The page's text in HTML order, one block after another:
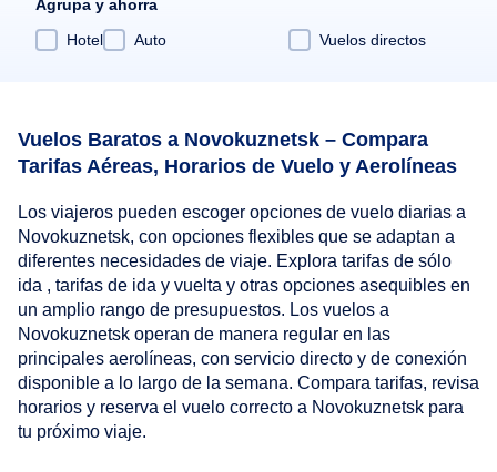
Agrupa y ahorra
Hotel
Auto Vuelos directos
Vuelos Baratos a Novokuznetsk – Compara
Tarifas Aéreas, Horarios de Vuelo y Aerolíneas
Los viajeros pueden escoger opciones de vuelo diarias a
Novokuznetsk, con opciones flexibles que se adaptan a
diferentes necesidades de viaje. Explora tarifas de sólo
ida , tarifas de ida y vuelta y otras opciones asequibles en
un amplio rango de presupuestos. Los vuelos a
Novokuznetsk operan de manera regular en las
principales aerolíneas, con servicio directo y de conexión
disponible a lo largo de la semana. Compara tarifas, revisa
horarios y reserva el vuelo correcto a Novokuznetsk para
tu próximo viaje.